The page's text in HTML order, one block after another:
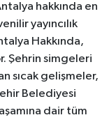
hakkında en
yayıncılık
Hakkında,
Şehrin simgeleri
sıcak gelişmeler,
Belediyesi
dair tüm